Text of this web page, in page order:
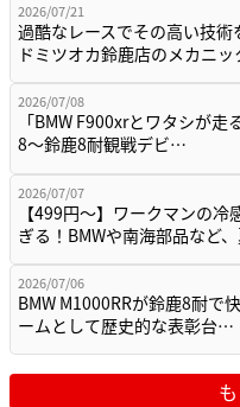
2026/07/21
過酷なレースでその高い技術
ドミツオカ鈴鹿店のメカニ
2026/07/08
「BMW F900xrとワタシが
8〜鈴鹿8耐観戦デビ…
2026/07/07
【499円〜】ワークマンの冷
ぎる！BMWや南海部品など
2026/07/06
BMW M1000RRが鈴鹿8耐で
ームとして歴史的な表彰台…